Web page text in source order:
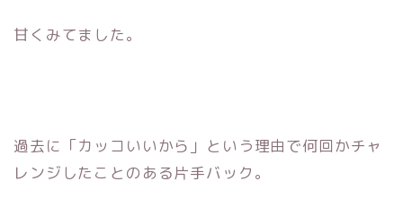
甘くみてました。
過去に「カッコいいから」 という理由で何回かチャ
レンジしたことのある片手バック。